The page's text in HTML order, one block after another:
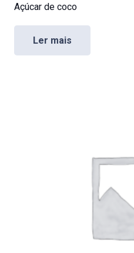
Açúcar de coco
Ler mais